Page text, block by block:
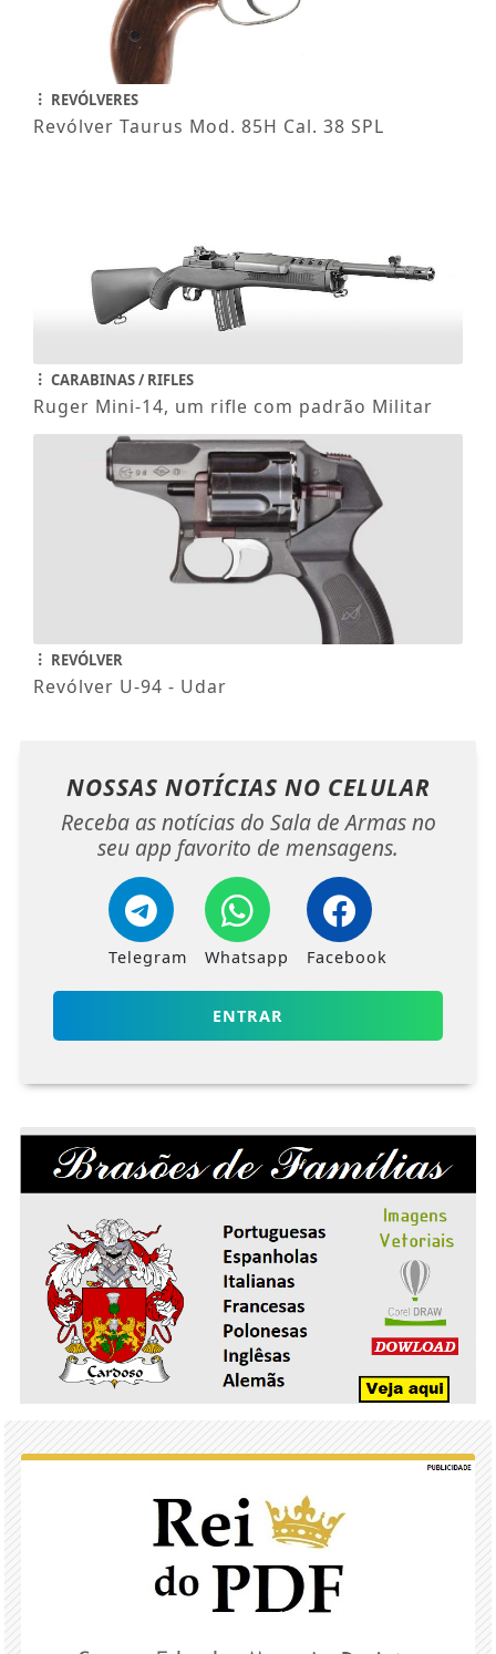
REVÓLVERES
Revólver Taurus Mod. 85H Cal. 38 SPL
CARABINAS / RIFLES
Ruger Mini-14, um rifle com padrão Militar
REVÓLVER
Revólver U-94 - Udar
NOSSAS NOTÍCIAS NO CELULAR
Receba as notícias do Sala de Armas no
seu app favorito de mensagens.
Telegram Whatsapp Facebook
ENTRAR